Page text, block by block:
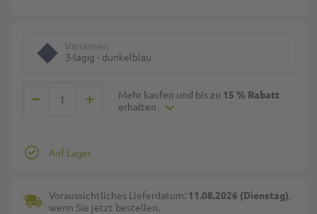
Varianten
3-lagig - dunkelblau
Mehr kaufen und bis zu 15 % Rabatt
erhalten
Auf Lager
Voraussichtliches Lieferdatum: 11.08.2026 (Dienstag),
wenn Sie jetzt bestellen.